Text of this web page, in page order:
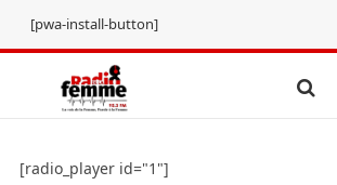
[pwa-install-button]
[radio_player id="1"]